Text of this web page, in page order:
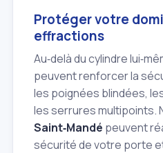
Protéger votre
effractions
Au‑delà du cylindre
peuvent renforcer la
les poignées blindées,
les serrures multipoints.
Saint‑Mandé peuvent
sécurité de votre porte